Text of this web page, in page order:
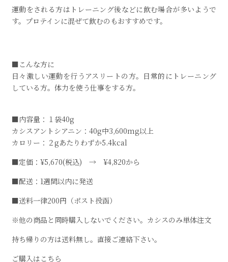
運動をされる方はトレーニング後などに飲む場合が多いようで
す。プロテインに混ぜて飲むのもおすすめです。
■こんな方に
日々激しい運動を行うアスリートの方。日常的にトレーニング
している方。体力を使う仕事をする方。
■内容量：１袋40g
カシスアントシアニン：40g中3,600mg以上
カロリー：２gあたりわずか5.4kcal
■定価：¥5,670(税込) → ¥4,820から
■配送：1週間以内に発送
■送料一律200円（ポスト投函）
※他の商品と同時購入しないでください。カシスのみ単体注文
持ち帰りの方は送料無し。直接ご連絡下さい。
ご購入はこちら